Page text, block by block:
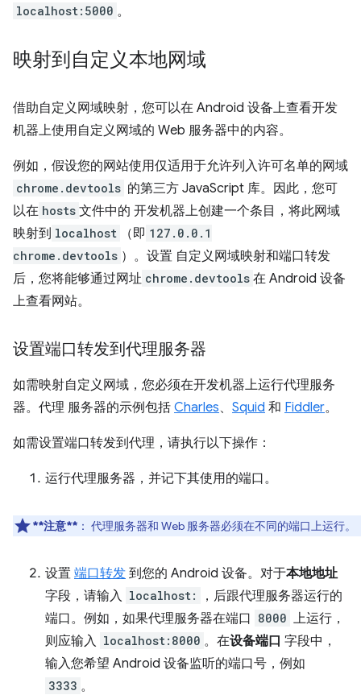
localhost:5000 。
映射到自定义本地网域
借助自定义网域映射，您可以在 Android 设备上查看开发
机器上使用自定义网域的 Web 服务器中的内容。
例如，假设您的网站使用仅适用于允许列入许可名单的网域
chrome.devtools 的第三方 JavaScript 库。因此，您可
以在 hosts 文件中的 开发机器上创建一个条目，将此网域
映射到 localhost （即 127.0.0.1
chrome.devtools ）。设置 自定义网域映射和端口转发
后，您将能够通过网址 chrome.devtools 在 Android 设备
上查看网站。
设置端口转发到代理服务器
如需映射自定义网域，您必须在开发机器上运行代理服务
器。代理 服务器的示例包括 Charles、 Squid 和 Fiddler。
如需设置端口转发到代理，请执行以下操作：
运行代理服务器，并记下其使用的端口。
**注意** ： 代理服务器和 Web 服务器必须在不同的端口上运行。
设置 端口转发 到您的 Android 设备。对于本地地址
字段，请输入 localhost:
，后跟代理服务器运行的
端口。例如，如果代理服务器在端口 8000 上运行，
则应输入 localhost:8000 。在设备端口 字段中，
输入您希望 Android 设备监听的端口号，例如
3333 。